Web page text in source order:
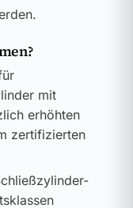
mit
erhöhten
zertifizierten